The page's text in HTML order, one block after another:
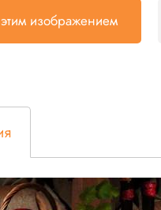
изображением